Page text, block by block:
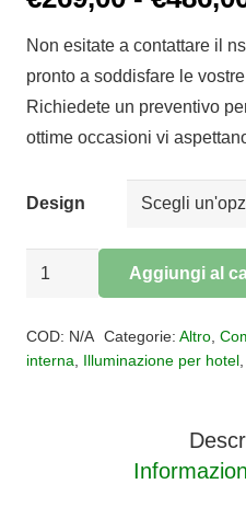
Non esitate a contattare il
pronto a soddisfare le
Richiedete un preventivo
ottime occasioni vi
Design
Sospensione
quantità
Aggiungi al
COD: N/A Categorie: Altro,
interna
Illuminazione per hotel